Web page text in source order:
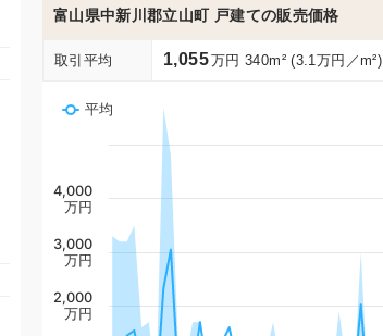
富山県中新川郡立山町 戸建ての販売価格
取引平均 1,055万円 340m² (3.1万円／m²)
平均
2,000
万円
3,000
万円
4,000
万円